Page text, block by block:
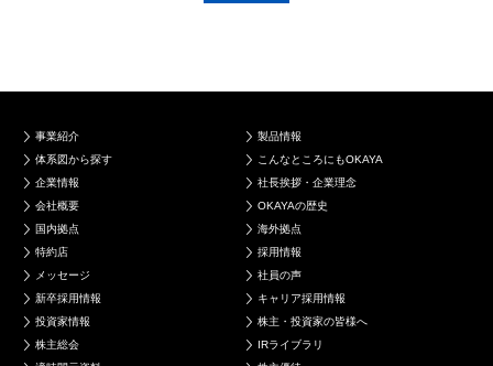
事業紹介
製品情報
体系図から探す
こんなところにもOKAYA
企業情報
社長挨拶・企業理念
会社概要
OKAYAの歴史
国内拠点
海外拠点
特約店
採用情報
メッセージ
社員の声
新卒採用情報
キャリア採用情報
投資家情報
株主・投資家の皆様へ
株主総会
IRライブラリ